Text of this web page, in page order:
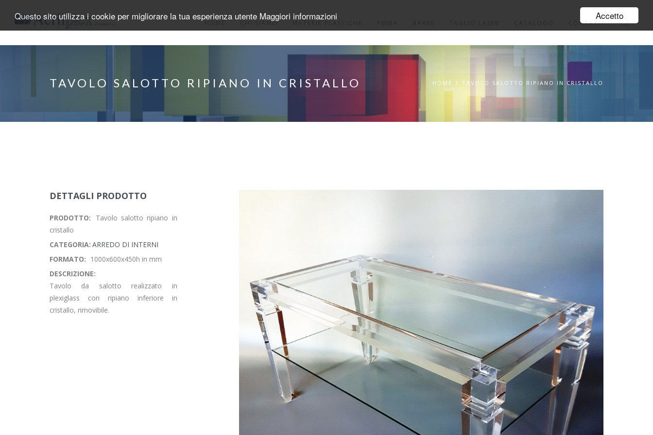
Accetto
Questo sito utilizza i cookie per migliorare la tua esperienza utente Maggiori informazioni
CHI SIAMO CONTATTI
TAVOLO SALOTTO RIPIANO IN CRISTALLO HOME / TAVOLO SALOTTO RIPIANO IN CRISTALLO
DETTAGLI PRODOTTO
PRODOTTO:Tavolo salotto ripiano in
cristallo
CATEGORIA: ARREDO DI INTERNI
FORMATO: 1000x600x450h in mm
DESCRIZIONE:
Tavolo da salotto realizzato in
plexiglass con ripiano inferiore in
cristallo, rimovibile.